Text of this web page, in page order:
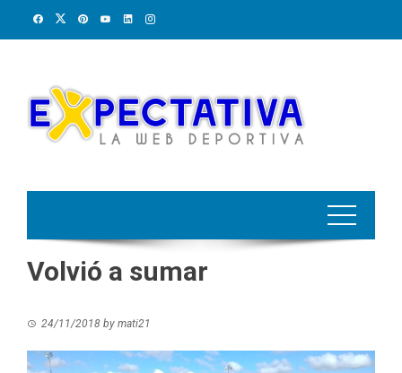
Volvió a sumar
24/11/2018 by mati21